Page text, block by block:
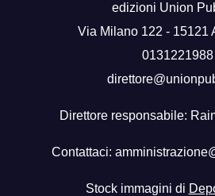
edizioni Union
Via Milano 122 - 15121
0131221988
Direttore responsabile:
Contattaci:
Stock immagini di